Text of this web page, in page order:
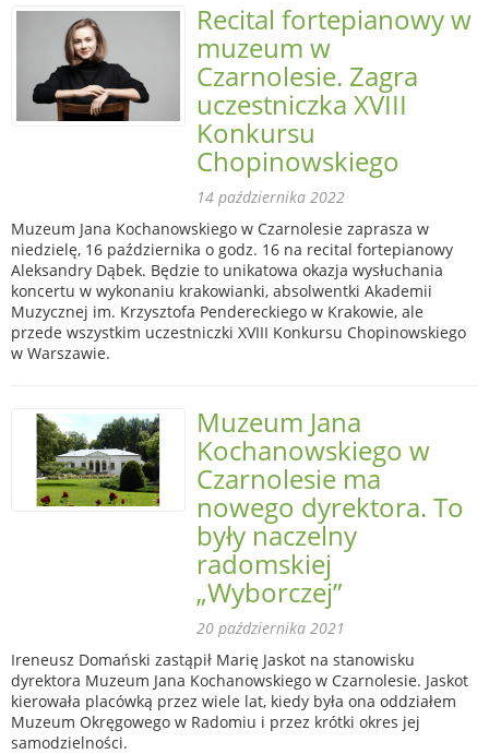
Recital fortepianowy w
muzeum w
Czarnolesie. Zagra
uczestniczka XVIII
Konkursu
Chopinowskiego
14 października 2022
Muzeum Jana Kochanowskiego w Czarnolesie zaprasza w
niedzielę, 16 października o godz. 16 na recital fortepianowy
Aleksandry Dąbek. Będzie to unikatowa okazja wysłuchania
koncertu w wykonaniu krakowianki, absolwentki Akademii
Muzycznej im. Krzysztofa Pendereckiego w Krakowie, ale
przede wszystkim uczestniczki XVIII Konkursu Chopinowskiego
w Warszawie.
Muzeum Jana
Kochanowskiego w
Czarnolesie ma
nowego dyrektora. To
były naczelny
radomskiej
„Wyborczej”
20 października 2021
Ireneusz Domański zastąpił Marię Jaskot na stanowisku
dyrektora Muzeum Jana Kochanowskiego w Czarnolesie. Jaskot
kierowała placówką przez wiele lat, kiedy była ona oddziałem
Muzeum Okręgowego w Radomiu i przez krótki okres jej
samodzielności.